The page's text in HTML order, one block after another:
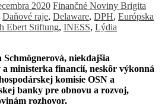
2020 Finančné Noviny Brigita
Daňové raje, Delaware, DPH, Európska
Ebert Stiftung, INESS, Lýdia
Schmögnerová, niekdajšia
ministerka financií, neskôr výkonná
komisie OSN a
banky pre obnovu a rozvoj,
rozhovor.